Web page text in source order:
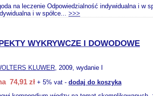
na leczenie Odpowiedzialność indywidualna i w
i w spółce... >>>
WYKRYWCZE I DOWODOWE
KLUWER, 2009, wydanie I
74,91 zł + 5% vat - dodaj do koszyka